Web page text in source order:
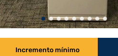
Incremento mínimo